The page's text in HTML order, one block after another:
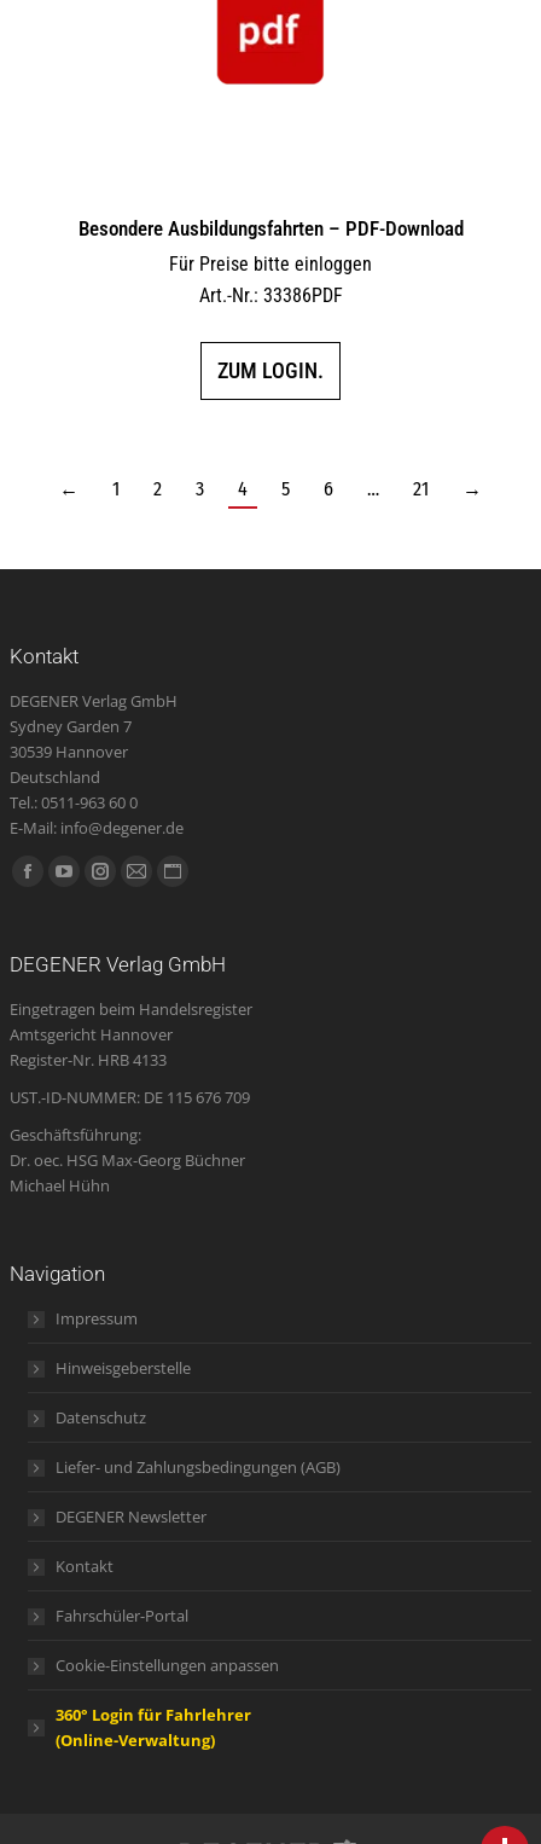
Besondere Ausbildungsfahrten – PDF-Download
Für Preise bitte einloggen
Art.-Nr.: 33386PDF
ZUM LOGIN.
← 1 2 3 4 5 6 … 21 →
Kontakt
DEGENER Verlag GmbH
Sydney Garden 7
30539 Hannover
Deutschland
Tel.: 0511-963 60 0
E-Mail: info@degener.de
Finden Sie uns auf:
Facebook
new
window
YouTube
new
window
Instagram
new
window
E-
opens
in
new
Website
new
DEGENER Verlag GmbH
Eingetragen beim Handelsregister
Amtsgericht Hannover
Register-Nr. HRB 4133
UST.-ID-NUMMER: DE 115 676 709
Geschäftsführung:
Dr. oec. HSG Max-Georg Büchner
Michael Hühn
Navigation
Impressum
Hinweisgeberstelle
Datenschutz
Liefer- und Zahlungsbedingungen (AGB)
DEGENER Newsletter
Kontakt
Fahrschüler-Portal
Cookie-Einstellungen anpassen
360° Login für Fahrlehrer
(Online-Verwaltung)